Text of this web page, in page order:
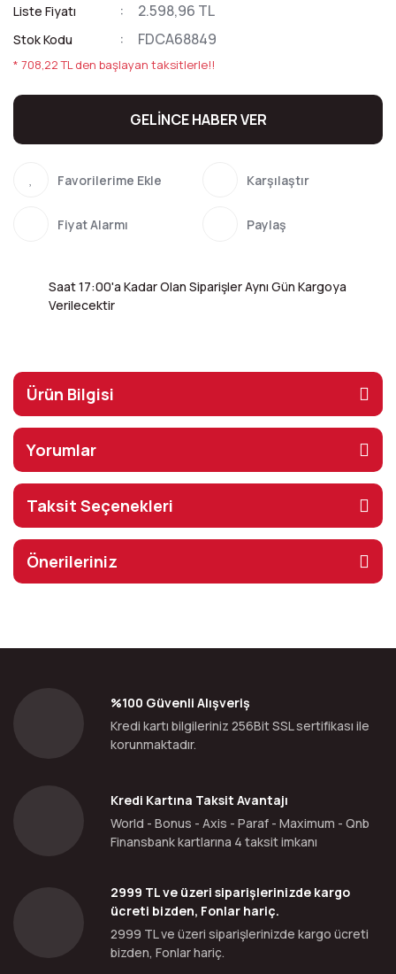
Liste Fiyatı 2.598,96 TL
Stok Kodu FDCA68849
* 708,22 TL den başlayan taksitlerle!!
GELİNCE HABER VER
Karşılaştır
Fiyat Alarmı Paylaş
Saat 17:00'a Kadar Olan Siparişler Aynı Gün Kargoya
Verilecektir
Ürün Bilgisi
Yorumlar
Taksit Seçenekleri
Önerileriniz
%100 Güvenli Alışveriş
Kredi kartı bilgileriniz 256Bit SSL sertifikası ile
korunmaktadır.
Kredi Kartına Taksit Avantajı
World - Bonus - Axis - Paraf - Maximum - Qnb
Finansbank kartlarına 4 taksit imkanı
2999 TL ve üzeri siparişlerinizde kargo
ücreti bizden, Fonlar hariç.
2999 TL ve üzeri siparişlerinizde kargo ücreti
bizden, Fonlar hariç.